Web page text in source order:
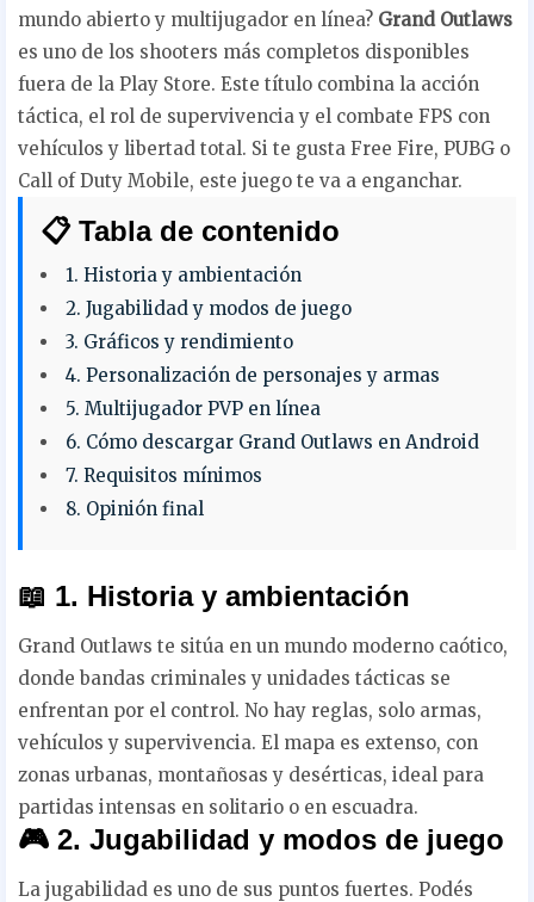
mundo abierto y multijugador en línea? Grand Outlaws
es uno de los shooters más completos disponibles
fuera de la Play Store. Este título combina la acción
táctica, el rol de supervivencia y el combate FPS con
vehículos y libertad total. Si te gusta Free Fire, PUBG o
Call of Duty Mobile, este juego te va a enganchar.
📋 Tabla de contenido
1. Historia y ambientación
2. Jugabilidad y modos de juego
3. Gráficos y rendimiento
4. Personalización de personajes y armas
5. Multijugador PVP en línea
6. Cómo descargar Grand Outlaws en Android
7. Requisitos mínimos
8. Opinión final
📖 1. Historia y ambientación
Grand Outlaws te sitúa en un mundo moderno caótico,
donde bandas criminales y unidades tácticas se
enfrentan por el control. No hay reglas, solo armas,
vehículos y supervivencia. El mapa es extenso, con
zonas urbanas, montañosas y desérticas, ideal para
partidas intensas en solitario o en escuadra.
🎮 2. Jugabilidad y modos de juego
La jugabilidad es uno de sus puntos fuertes. Podés